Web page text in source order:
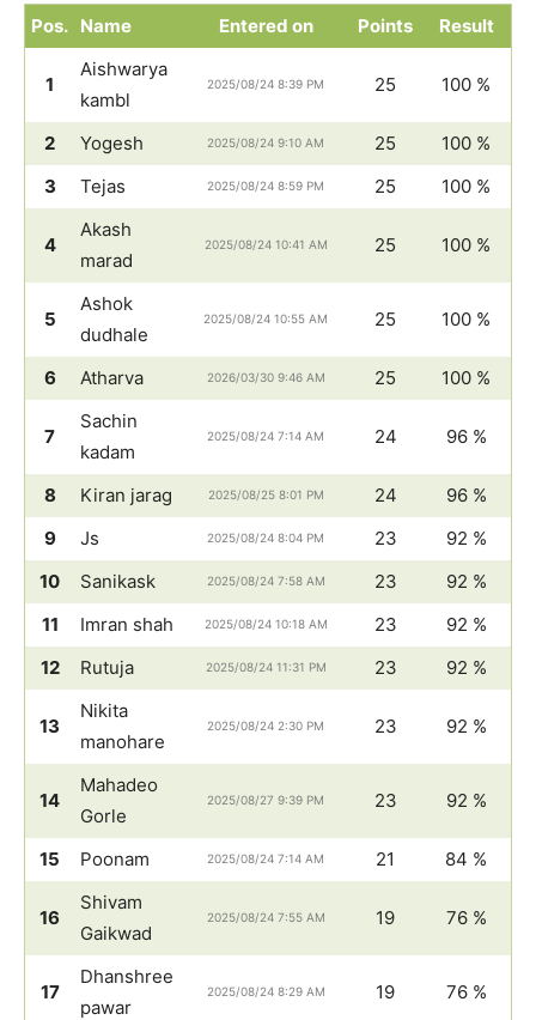
Pos. Name Entered on Points Result
1
Aishwarya
kambl
2025/08/24 8:39 PM 25 100 %
2 Yogesh 2025/08/24 9:10 AM 25
100 %
3
Tejas 2025/08/24 8:59 PM 25 100 %
4
Akash
marad
2025/08/24 10:41 AM 25 100 %
5
Ashok
dudhale
2025/08/24 10:55 AM 25 100 %
6 Atharva 2026/03/30 9:46 AM 25 100 %
7
Sachin
kadam
2025/08/24 7:14 AM 24 96 %
8 Kiran jarag 2025/08/25 8:01 PM 24
96 %
9
Js 2025/08/24 8:04 PM 23
92 %
10
Sanikask 2025/08/24 7:58 AM 23
92 %
11
Imran shah 2025/08/24 10:18 AM 23
92 %
12
Rutuja 2025/08/24 11:31 PM 23 92 %
13
Nikita
manohare
2025/08/24 2:30 PM 23 92 %
14
Mahadeo
Gorle
2025/08/27 9:39 PM 23 92 %
15 Poonam 2025/08/24 7:14 AM 21 84 %
16
Shivam
Gaikwad
2025/08/24 7:55 AM 19 76 %
17
Dhanshree
pawar
2025/08/24 8:29 AM 19 76 %